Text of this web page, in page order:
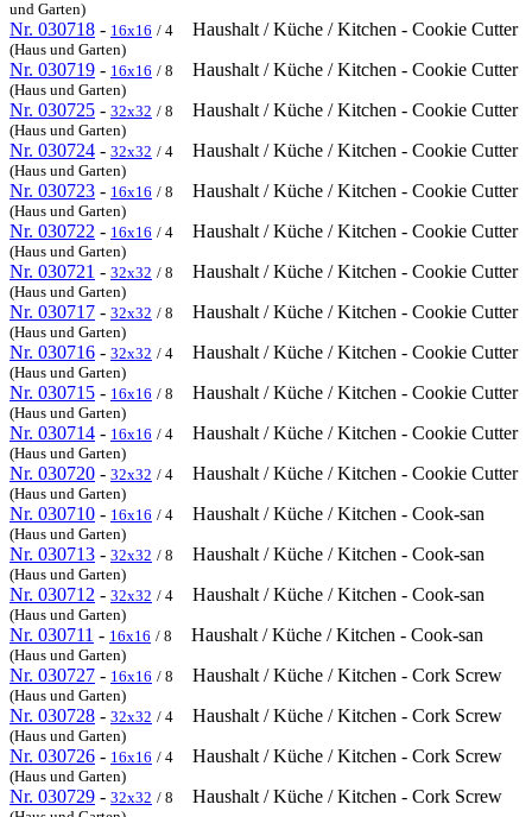
und Garten)
Nr. 030718 - 16x16 / 4 Haushalt / Küche / Kitchen - Cookie Cutter
(Haus und Garten)
Nr. 030719 - 16x16 / 8 Haushalt / Küche / Kitchen - Cookie Cutter
(Haus und Garten)
Nr. 030725 - 32x32 / 8 Haushalt / Küche / Kitchen - Cookie Cutter
(Haus und Garten)
Nr. 030724 - 32x32 / 4 Haushalt / Küche / Kitchen - Cookie Cutter
(Haus und Garten)
Nr. 030723 - 16x16 / 8 Haushalt / Küche / Kitchen - Cookie Cutter
(Haus und Garten)
Nr. 030722 - 16x16 / 4 Haushalt / Küche / Kitchen - Cookie Cutter
(Haus und Garten)
Nr. 030721 - 32x32 / 8 Haushalt / Küche / Kitchen - Cookie Cutter
(Haus und Garten)
Nr. 030717 - 32x32 / 8 Haushalt / Küche / Kitchen - Cookie Cutter
(Haus und Garten)
Nr. 030716 - 32x32 / 4 Haushalt / Küche / Kitchen - Cookie Cutter
(Haus und Garten)
Nr. 030715 - 16x16 / 8 Haushalt / Küche / Kitchen - Cookie Cutter
(Haus und Garten)
Nr. 030714 - 16x16 / 4 Haushalt / Küche / Kitchen - Cookie Cutter
(Haus und Garten)
Nr. 030720 - 32x32 / 4 Haushalt / Küche / Kitchen - Cookie Cutter
(Haus und Garten)
Nr. 030710 - 16x16 / 4 Haushalt / Küche / Kitchen - Cook-san
(Haus und Garten)
Nr. 030713 - 32x32 / 8 Haushalt / Küche / Kitchen - Cook-san
(Haus und Garten)
Nr. 030712 - 32x32 / 4 Haushalt / Küche / Kitchen - Cook-san
(Haus und Garten)
Nr. 030711 - 16x16 / 8 Haushalt / Küche / Kitchen - Cook-san
(Haus und Garten)
Nr. 030727 - 16x16 / 8 Haushalt / Küche / Kitchen - Cork Screw
(Haus und Garten)
Nr. 030728 - 32x32 / 4 Haushalt / Küche / Kitchen - Cork Screw
(Haus und Garten)
Nr. 030726 - 16x16 / 4 Haushalt / Küche / Kitchen - Cork Screw
(Haus und Garten)
Nr. 030729 - 32x32 / 8 Haushalt / Küche / Kitchen - Cork Screw